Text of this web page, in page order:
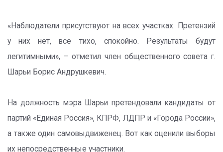
«Наблюдатели присутствуют на всех участках. Претензий
у них нет, все тихо, спокойно. Результаты будут
легитимными», – отметил член общественного совета г.
Шарьи Борис Андрушкевич.
На должность мэра Шарьи претендовали кандидаты от
партий «Единая Россия», КПРФ, ЛДПР и «Города России»,
а также один самовыдвиженец. Вот как оценили выборы
их непосредственные участники.